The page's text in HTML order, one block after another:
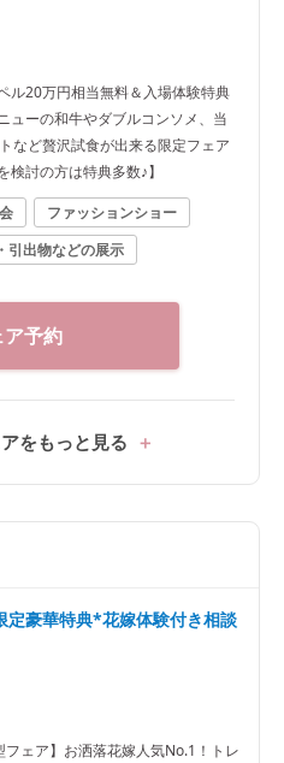
ル20万円相当無料＆入場体験特典
ューの和牛やダブルコンソメ、当
など贅沢試食が出来る限定フェア
討の方は特典多数♪】
ファッションショー
引出物などの展示
ア予約
をもっと見る
定豪華特典*花嫁体験付き相談
フェア】お洒落花嫁人気No.1！トレ